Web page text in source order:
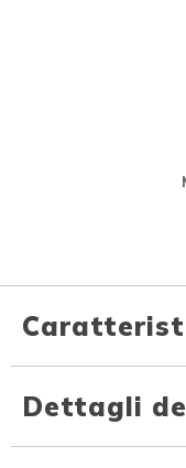
Dettagli